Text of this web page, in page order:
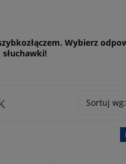
Wybierz
słuchawki!
Sortuj wg: